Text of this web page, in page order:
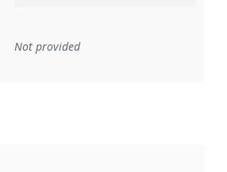
to an implementation rule or other
Not provided